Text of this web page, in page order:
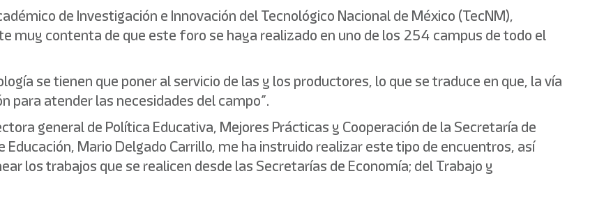
de Investigación e Innovación del Tecnológico Nacional de México (TecNM),
muy contenta de que este foro se haya realizado en uno de los 254 campus de todo el
se tienen que poner al servicio de las y los productores, lo que se traduce en que, la vía
para atender las necesidades del campo”.
general de Política Educativa, Mejores Prácticas y Cooperación de la Secretaría de
Educación, Mario Delgado Carrillo, me ha instruido realizar este tipo de encuentros, así
los trabajos que se realicen desde las Secretarías de Economía; del Trabajo y